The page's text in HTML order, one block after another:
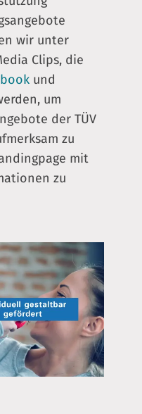
wir unter
Clips, die
und
um
der TÜV
zu
mit
zu